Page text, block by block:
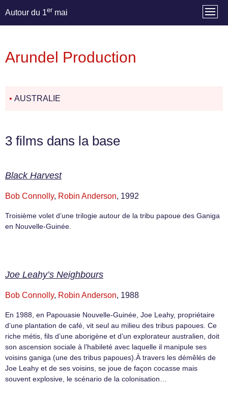
Autour du 1er mai
Arundel Production
• AUSTRALIE
3 films dans la base
Black Harvest
Bob Connolly, Robin Anderson, 1992
Troisième volet d’une trilogie autour de la tribu papoue des Ganiga
en Nouvelle-Guinée.
Joe Leahy’s Neighbours
Bob Connolly, Robin Anderson, 1988
En 1988, en Papouasie Nouvelle-Guinée, Joe Leahy, propriétaire
d’une plantation de café, vit seul au milieu des tribus papoues. Ce
riche métis, fils d’une aborigène et d’un explorateur australien, doit
son ascension sociale à l’habileté avec laquelle il manipule ses
voisins ganiga (une des tribus papoues).À travers les démêlés de
Joe Leahy et de ses voisins, se joue de façon cocasse mais
souvent explosive, le scénario de la colonisation…